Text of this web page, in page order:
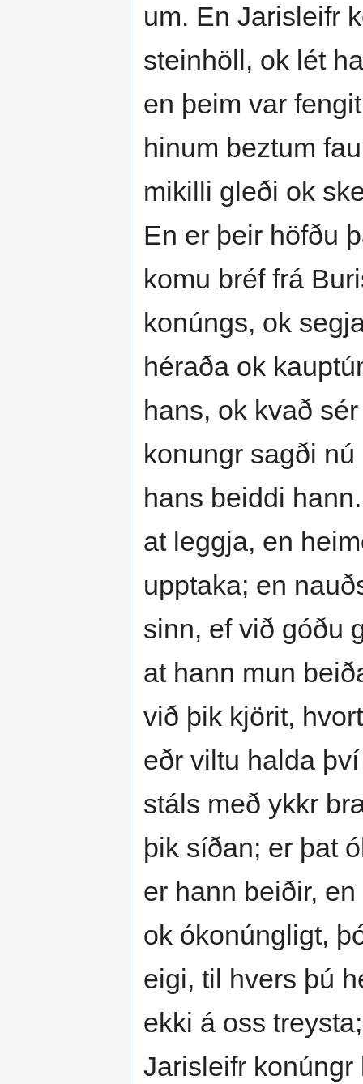
um. En Jarisleifr
steinhöll, ok lét
en þeim var
hinum beztum
mikilli gleði ok
En er þeir höfðu
komu bréf frá
konúngs, ok
héraða ok
hans, ok kvað
konungr sagði
hans beiddi
at leggja, en
upptaka; en
sinn, ef við góðu
at hann mun
við þik kjörit,
eðr viltu halda
stáls með ykkr
þik síðan; er þat
er hann beiðir,
ok ókonúngligt,
eigi, til hvers þú
ekki á oss
Jarisleifr